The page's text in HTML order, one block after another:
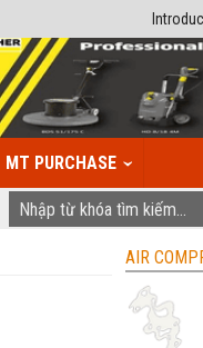
MT PURCHASE
AIR